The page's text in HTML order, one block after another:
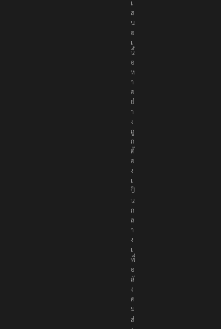
เ
ส
น
อ
เ
นื้
อ
ห
า
อ
ย่
า
ง
ถู
ก
ต้
อ
ง
เ
ป็
น
ก
ล
า
ง
เ
พื่
อ
สั
ง
ค
ม
ส่